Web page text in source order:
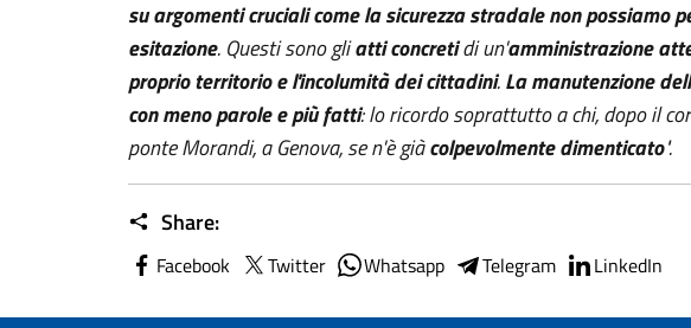
su argomenti cruciali come la sicurezza stradale non possiamo
esitazione. Questi sono gliatti concretidi un'amministrazione
proprio territorio e l'incolumità dei cittadini.La manutenzione
con meno parole e più fatti: lo ricordo soprattutto a chi, dopo il
ponte Morandi, a Genova, se n'è giàcolpevolmente dimenticato".
Share:
Facebook Twitter Whatsapp Telegram LinkedIn